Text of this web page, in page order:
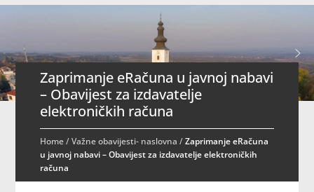
Zaprimanje eRačuna u javnoj nabavi
– Obavijest za izdavatelje
elektroničkih računa
Home/Važne obavijesti- naslovna /Zaprimanje eRačuna
u javnoj nabavi – Obavijest za izdavatelje elektroničkih
računa